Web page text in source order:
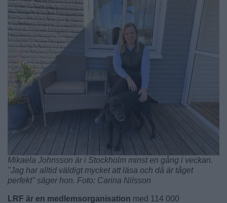
Mikaela Johnsson är i Stockholm minst en gång i veckan.
"Jag har alltid väldigt mycket att läsa och då är tåget
perfekt" säger hon. Foto: Carina Nilsson
LRF är en medlemsorganisation med 114 000